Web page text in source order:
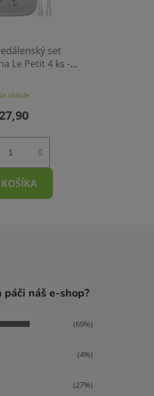
set
Le Petit 4 ks -
sklade
páči náš e-shop?
(69%)
(4%)
(27%)